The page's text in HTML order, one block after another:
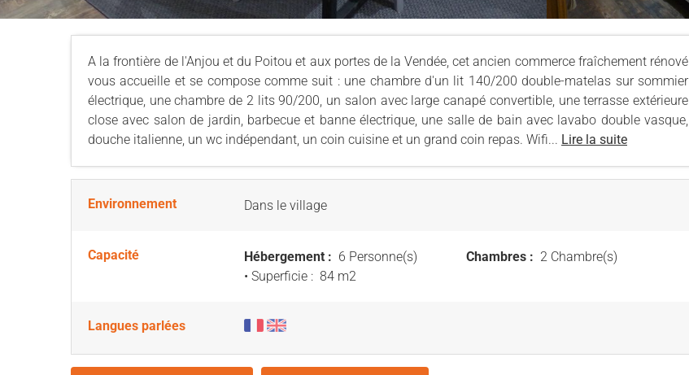
A la frontière de l'Anjou et du Poitou et aux portes de la Vendée, cet ancien commerce fraîchement rénové
vous accueille et se compose comme suit : une chambre d'un lit 140/200 double-matelas sur sommier
électrique, une chambre de 2 lits 90/200, un salon avec large canapé convertible, une terrasse extérieure
close avec salon de jardin, barbecue et banne électrique, une salle de bain avec lavabo double vasque,
douche italienne, un wc indépendant, un coin cuisine et un grand coin repas. Wifi... Lire la suite
Environnement Dans le village
Capacité Hébergement : 6 Personne(s)
• Superficie : 84 m2
Chambres : 2 Chambre(s)
Langues parlées